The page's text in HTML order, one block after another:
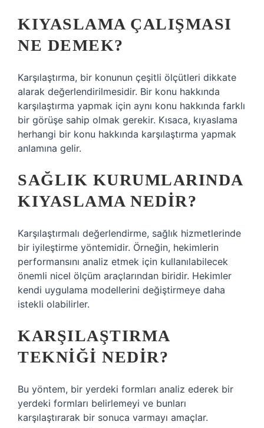
KIYASLAMA ÇALIŞMASI
NE DEMEK?
Karşılaştırma, bir konunun çeşitli ölçütleri dikkate
alarak değerlendirilmesidir. Bir konu hakkında
karşılaştırma yapmak için aynı konu hakkında farklı
bir görüşe sahip olmak gerekir. Kısaca, kıyaslama
herhangi bir konu hakkında karşılaştırma yapmak
anlamına gelir.
SAĞLIK KURUMLARINDA
KIYASLAMA NEDIR?
Karşılaştırmalı değerlendirme, sağlık hizmetlerinde
bir iyileştirme yöntemidir. Örneğin, hekimlerin
performansını analiz etmek için kullanılabilecek
önemli nicel ölçüm araçlarından biridir. Hekimler
kendi uygulama modellerini değiştirmeye daha
istekli olabilirler.
KARŞILAŞTIRMA
TEKNIĞI NEDIR?
Bu yöntem, bir yerdeki formları analiz ederek bir
yerdeki formları belirlemeyi ve bunları
karşılaştırarak bir sonuca varmayı amaçlar.